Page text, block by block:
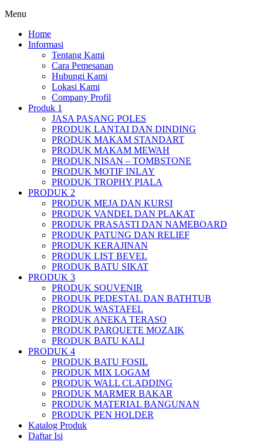
Menu
Home
Informasi
Tentang Kami
Cara Pemesanan
Hubungi Kami
Lokasi Kami
Company Profil
Produk 1
JASA PASANG POLES
PRODUK LANTAI DAN DINDING
PRODUK MAKAM STANDART
PRODUK MAKAM MEWAH
PRODUK NISAN – TOMBSTONE
PRODUK MOTIF INLAY
PRODUK TROPHY PIALA
PRODUK 2
PRODUK MEJA DAN KURSI
PRODUK VANDEL DAN PLAKAT
PRODUK PRASASTI DAN NAMEBOARD
PRODUK PATUNG DAN RELIEF
PRODUK KERAJINAN
PRODUK LIST BEVEL
PRODUK BATU SIKAT
PRODUK 3
PRODUK SOUVENIR
PRODUK PEDESTAL DAN BATHTUB
PRODUK WASTAFEL
PRODUK ANEKA TERASO
PRODUK PARQUETE MOZAIK
PRODUK BATU KALI
PRODUK 4
PRODUK BATU FOSIL
PRODUK MIX LOGAM
PRODUK WALL CLADDING
PRODUK MARMER BAKAR
PRODUK MATERIAL BANGUNAN
PRODUK PEN HOLDER
Katalog Produk
Daftar Isi